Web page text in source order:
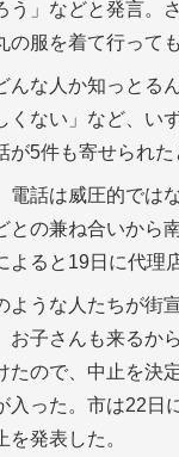
う」などと発言。
の服を着て行って
んな人か知っとる
くない」など、い
が5件も寄せられた
電話は威圧的では
との兼ね合いから
よると19日に代理
ような人たちが街
お子さんも来るか
たので、中止を決
入った。市は22日
を発表した。